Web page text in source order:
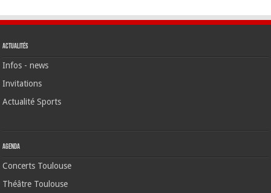
Actualités
Infos - news
Invitations
Actualité Sports
Agenda
Concerts Toulouse
Théâtre Toulouse